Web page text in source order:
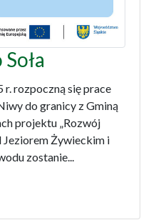
rozpoczną się prace
do granicy z Gminą
projektu „Rozwój
Jeziorem Żywieckim i
zostanie...